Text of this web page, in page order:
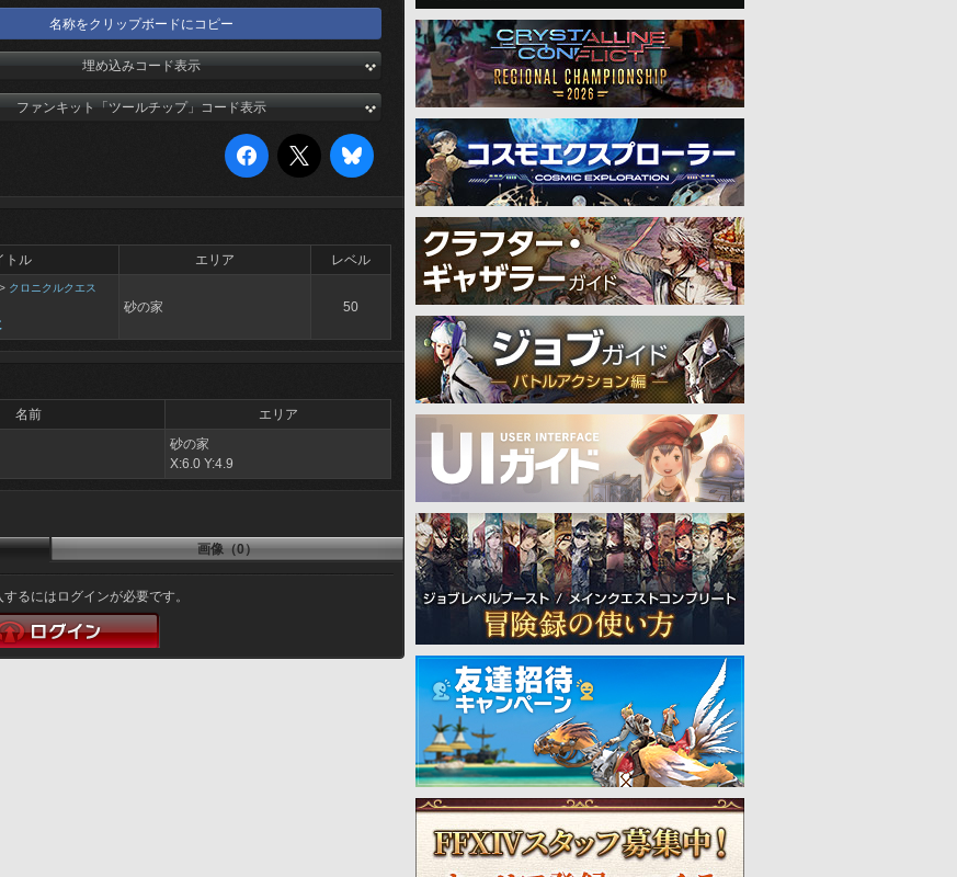
名称をクリップボードにコピー
埋め込みコード表示
ファンキット「ツールチップ」コード表示
トル
エリア レベル
> クロニクルクエス
砂の家 50
名前
エリア
砂の家
X:6.0 Y:4.9
画像（0）
るにはログインが必要です。